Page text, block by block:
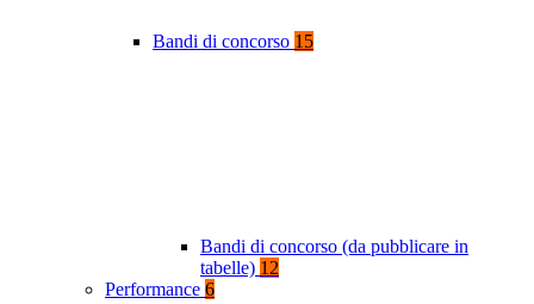
Bandi di concorso 15
Bandi di concorso (da pubblicare in
tabelle) 12
Performance 6